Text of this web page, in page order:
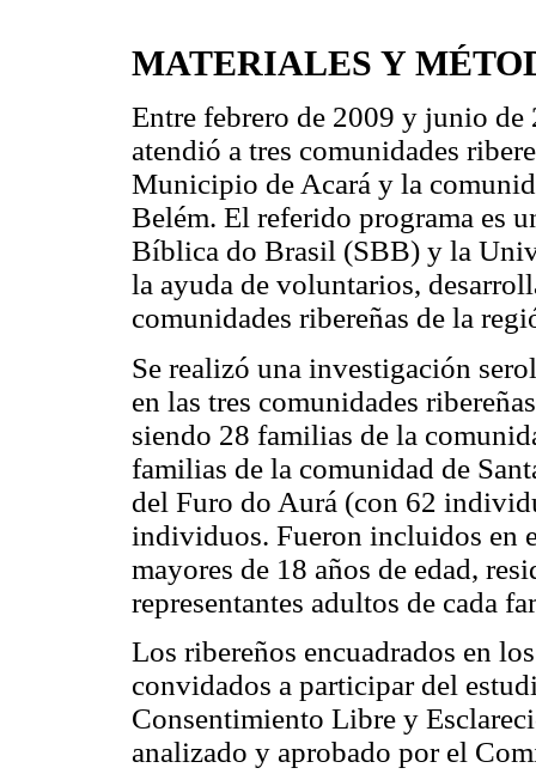
MATERIALES Y
Entre febrero de 2009 y junio
atendió a tres comunidades
Municipio de Acará y la
Belém. El referido programa es
Bíblica do Brasil (SBB) y la
la ayuda de voluntarios,
comunidades ribereñas de la
Se realizó una investigación
en las tres comunidades
siendo 28 familias de la
familias de la comunidad de
del Furo do Aurá (con 62
individuos. Fueron incluidos en
mayores de 18 años de edad,
representantes adultos de cada
Los ribereños encuadrados en
convidados a participar del
Consentimiento Libre y
analizado y aprobado por el